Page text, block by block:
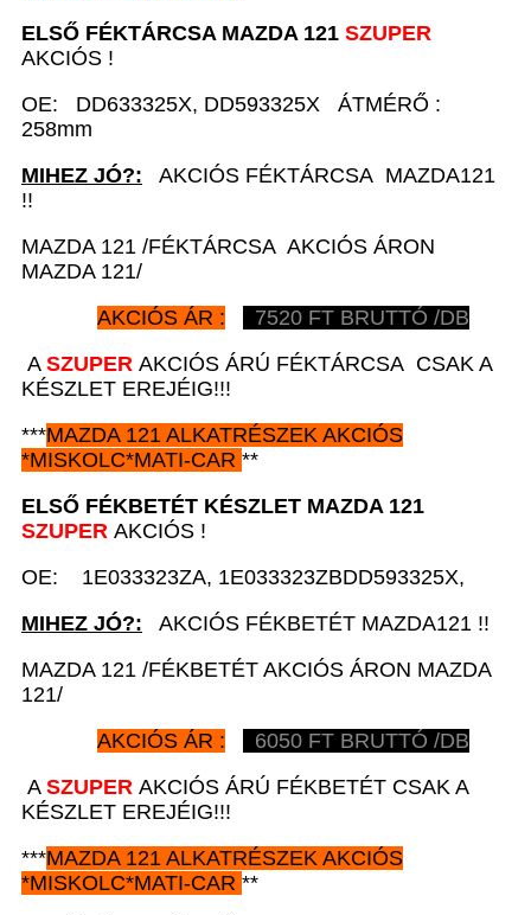
ELSŐ FÉKTÁRCSA MAZDA 121 SZUPER
AKCIÓS !
OE: DD633325X, DD593325X ÁTMÉRŐ :
258mm
MIHEZ JÓ?: AKCIÓS FÉKTÁRCSA MAZDA121
!!
MAZDA 121 /FÉKTÁRCSA AKCIÓS ÁRON
MAZDA 121/
AKCIÓS ÁR :
7520 FT BRUTTÓ /DB
A SZUPER AKCIÓS ÁRÚ FÉKTÁRCSA CSAK A
KÉSZLET EREJÉIG!!!
***MAZDA 121 ALKATRÉSZEK AKCIÓS
*MISKOLC*MATI-CAR **
ELSŐ FÉKBETÉT KÉSZLET MAZDA 121
SZUPER AKCIÓS !
OE: 1E033323ZA, 1E033323ZBDD593325X,
MIHEZ JÓ?: AKCIÓS FÉKBETÉT MAZDA121 !!
MAZDA 121 /FÉKBETÉT AKCIÓS ÁRON MAZDA
121/
AKCIÓS ÁR :
6050 FT BRUTTÓ /DB
A SZUPER AKCIÓS ÁRÚ FÉKBETÉT CSAK A
KÉSZLET EREJÉIG!!!
***MAZDA 121 ALKATRÉSZEK AKCIÓS
*MISKOLC*MATI-CAR **